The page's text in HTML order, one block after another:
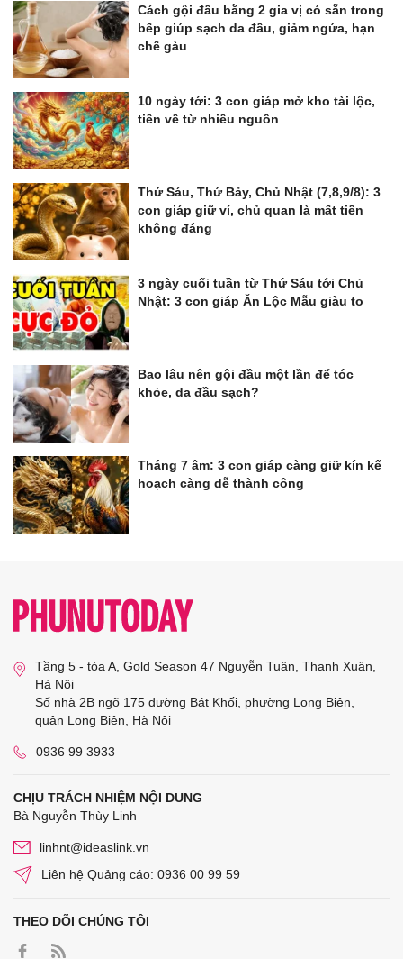
Cách gội đầu bằng 2 gia vị có sẵn trong
bếp giúp sạch da đầu, giảm ngứa, hạn
chế gàu
10 ngày tới: 3 con giáp mở kho tài lộc,
tiền về từ nhiều nguồn
Thứ Sáu, Thứ Bảy, Chủ Nhật (7,8,9/8): 3
con giáp giữ ví, chủ quan là mất tiền
không đáng
3 ngày cuối tuần từ Thứ Sáu tới Chủ
Nhật: 3 con giáp Ăn Lộc Mẫu giàu to
Bao lâu nên gội đầu một lần để tóc
khỏe, da đầu sạch?
Tháng 7 âm: 3 con giáp càng giữ kín kế
hoạch càng dễ thành công
Tầng 5 - tòa A, Gold Season 47 Nguyễn Tuân, Thanh Xuân,
Hà Nội
Số nhà 2B ngõ 175 đường Bát Khối, phường Long Biên,
quận Long Biên, Hà Nội
0936 99 3933
CHỊU TRÁCH NHIỆM NỘI DUNG
Bà Nguyễn Thùy Linh
linhnt@ideaslink.vn
Liên hệ Quảng cáo: 0936 00 99 59
THEO DÕI CHÚNG TÔI